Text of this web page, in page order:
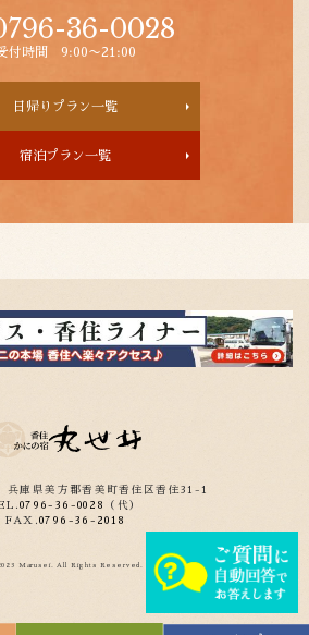
36-0028
付時間 9:00〜21:00
日帰りプラン一覧
宿泊プラン一覧
兵庫県美方郡香美町香住区香住31-1
0796-36-0028
（代）
FAX.0796-36-2018
Marusei. All Rights Reserved.